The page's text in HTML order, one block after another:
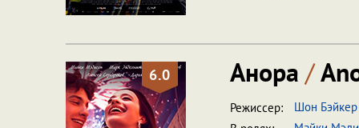
6.0 Анора /
Режиссер:
Шон Бэйкер